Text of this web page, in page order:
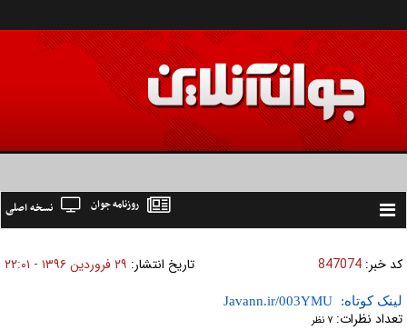
Toggle
نسخه اصلی روزنامه جوان
کد خبر: 847074 تاریخ انتشار: ۲۹ فروردين ۱۳۹۶ - ۲۲:۰۱
لینک کوتاه:
تعداد نظرات: ۷ نظر